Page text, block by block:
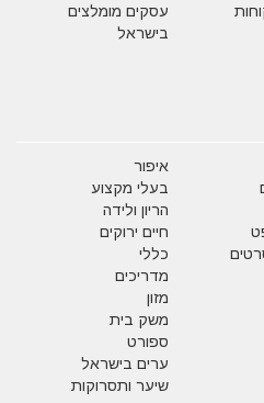
עסקים מומלצים
בישראל
איפור
בעלי מקצוע
הריון ולידה
חיים ירוקים
כללי
מדריכים
מזון
משק בית
ספורט
ערים בישראל
שיער ותסרוקות